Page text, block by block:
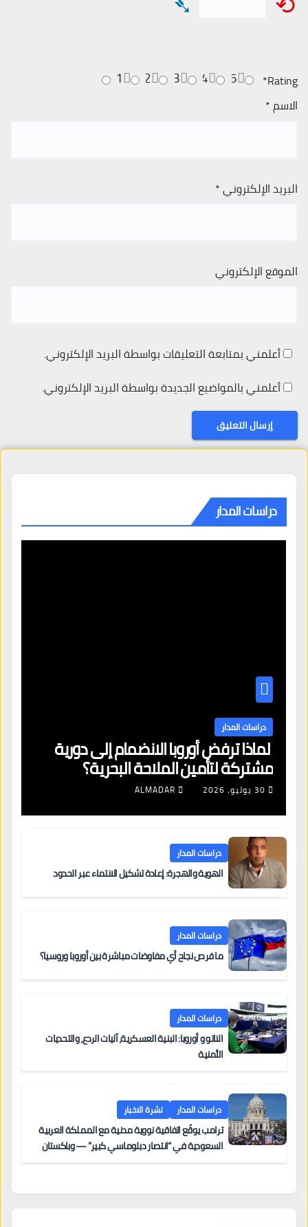
Rating
*
5
4
3
2
1
الاسم*
البريد الإلكتروني*
الموقع الإلكتروني
أعلمني بمتابعة التعليقات بواسطة البريد الإلكتروني.
أعلمني بالمواضيع الجديدة بواسطة البريد الإلكتروني.
دراسات المدار
دراسات المدار
لماذا ترفض أوروبا الانضمام إلى دورية
مشتركة لتأمين الملاحة البحرية؟
30 يوليو، 2026 ALMADAR
دراسات المدار
الهوية والهجرة: إعادة تشكيل الانتماء عبر الحدود
دراسات المدار
ما فرص نجاح أي مفاوضات مباشرة بين أوروبا وروسيا؟
دراسات المدار
الناتو و أوروبا: البنية العسكرية، آليات الردع، والتحديات
الأمنية
دراسات المدار نشرة الاخبار
ترامب يوقّع اتفاقية نووية مدنية مع المملكة العربية
السعودية في “انتصار دبلوماسي كبير” — وباكستان